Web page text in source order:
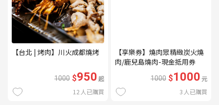
【台北 | 烤肉】川火成都燒烤
1000 $950起
12 人已購買
【享樂券】燒肉眾精緻炭火燒
肉/鹿兒島燒肉-現金抵用券
1000 $1000元
3 人已購買